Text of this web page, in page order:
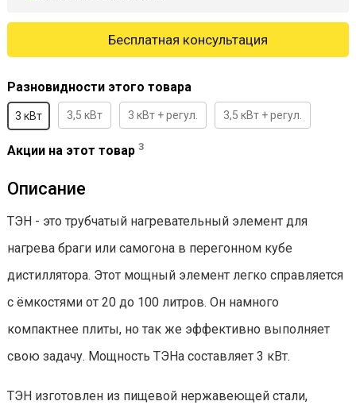
Бесплатная консультация
Разновидности этого товара
3 кВт 3,5 кВт 3 кВт + регул. 3,5 кВт + регул.
Акции на этот товар 3
Описание
ТЭН - это трубчатый нагревательный элемент для
нагрева браги или самогона в перегонном кубе
дистиллятора. Этот мощный элемент легко справляется
с ёмкостями от 20 до 100 литров. Он намного
компактнее плиты, но так же эффективно выполняет
свою задачу. Мощность ТЭНа составляет 3 кВт.
ТЭН изготовлен из пищевой нержавеющей стали,